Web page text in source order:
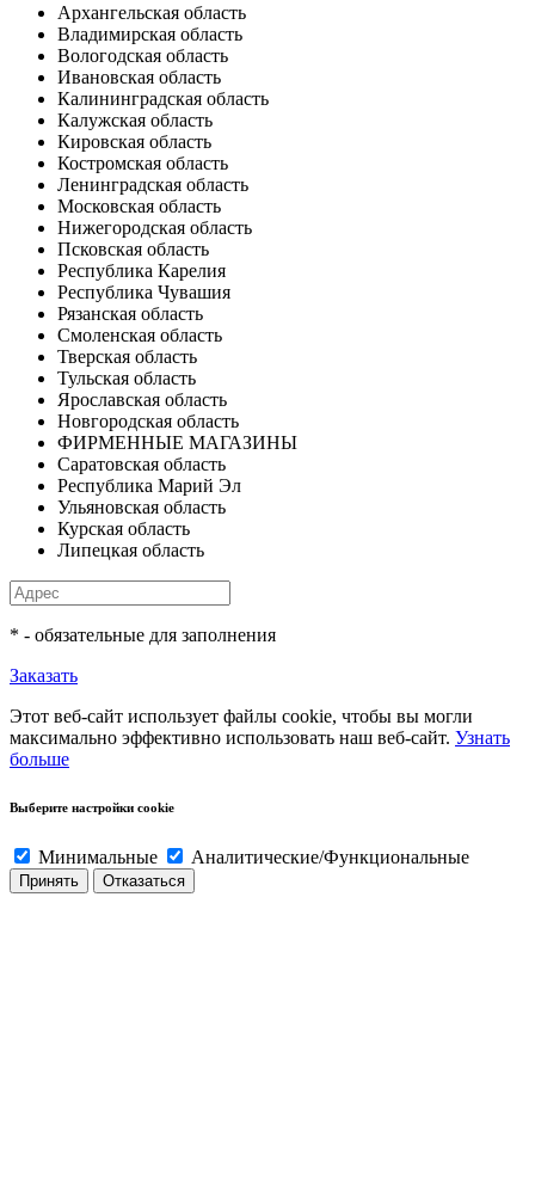
Архангельская область
Владимирская область
Вологодская область
Ивановская область
Калининградская область
Калужская область
Кировская область
Костромская область
Ленинградская область
Московская область
Нижегородская область
Псковская область
Республика Карелия
Республика Чувашия
Рязанская область
Смоленская область
Тверская область
Тульская область
Ярославская область
Новгородская область
ФИРМЕННЫЕ МАГАЗИНЫ
Саратовская область
Республика Марий Эл
Ульяновская область
Курская область
Липецкая область
* - обязательные для заполнения
Заказать
Этот веб-сайт использует файлы cookie, чтобы вы могли
максимально эффективно использовать наш веб-сайт. Узнать
больше
Выберите настройки cookie
Минимальные Аналитические/Функциональные
Принять Отказаться